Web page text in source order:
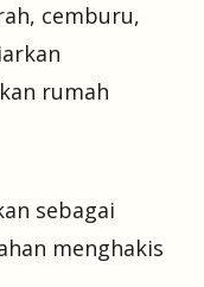
cemburu,
rumah
sebagai
menghakis